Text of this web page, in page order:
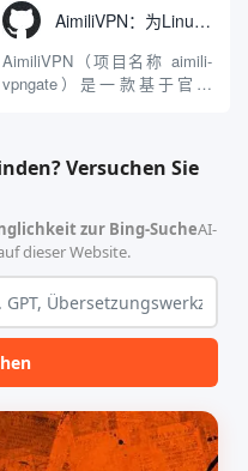
动Seed 3D两大行业领先的AI
模型架构，致力于帮助用户无
需掌握复杂的3D拓扑知识或昂
贵的专业软件，即可在...
AimiliVPN：为Linux提供纯净出站家庭IP的VPN代理网关
AimiliVPN（项目名称 aimili-
vpngate）是一款基于官方
（如 VPS）设计。它完全采用
无需安装...
Versuchen Sie
zur Bing-SucheAI-
dieser Website.